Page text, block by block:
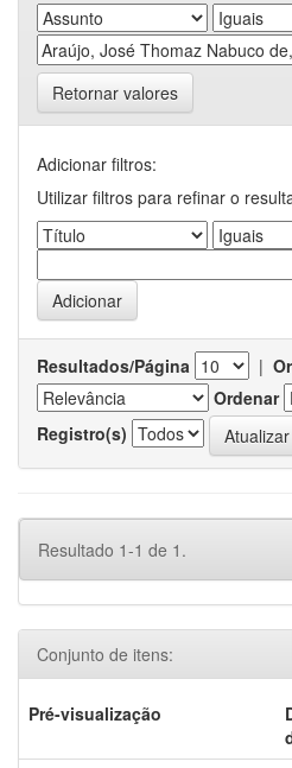
Retornar valores
Adicionar filtros:
Utilizar filtros para refinar o
Resultados/Página |
Ordenar
Registro(s)
Resultado 1-1 de 1.
Conjunto de itens:
Pré-visualização